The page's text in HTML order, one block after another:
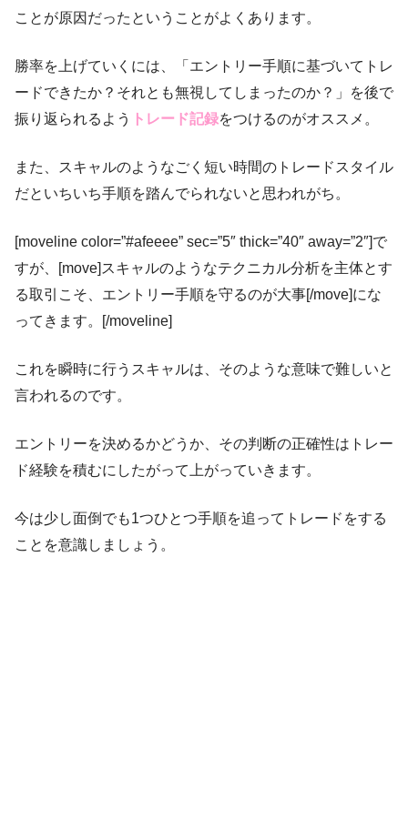
ことが原因だったということがよくあります。
勝率を上げていくには、「エントリー手順に基づいてトレ
ードできたか？それとも無視してしまったのか？」を後で
振り返られるよう
トレード記録をつけるのがオススメ。
また、スキャルのようなごく短い時間のトレードスタイル
だといちいち手順を踏んでられないと思われがち。
[moveline color=”#afeeee” sec=”5″ thick=”40″ away=”2″]で
すが、[move]スキャルのようなテクニカル分析を主体とす
る取引こそ、エントリー手順を守るのが大事[/move]にな
ってきます。[/moveline]
これを瞬時に行うスキャルは、そのような意味で難しいと
言われるのです。
エントリーを決めるかどうか、その判断の正確性はトレー
ド経験を積むにしたがって上がっていきます。
今は少し面倒でも1つひとつ手順を追ってトレードをする
ことを意識しましょう。